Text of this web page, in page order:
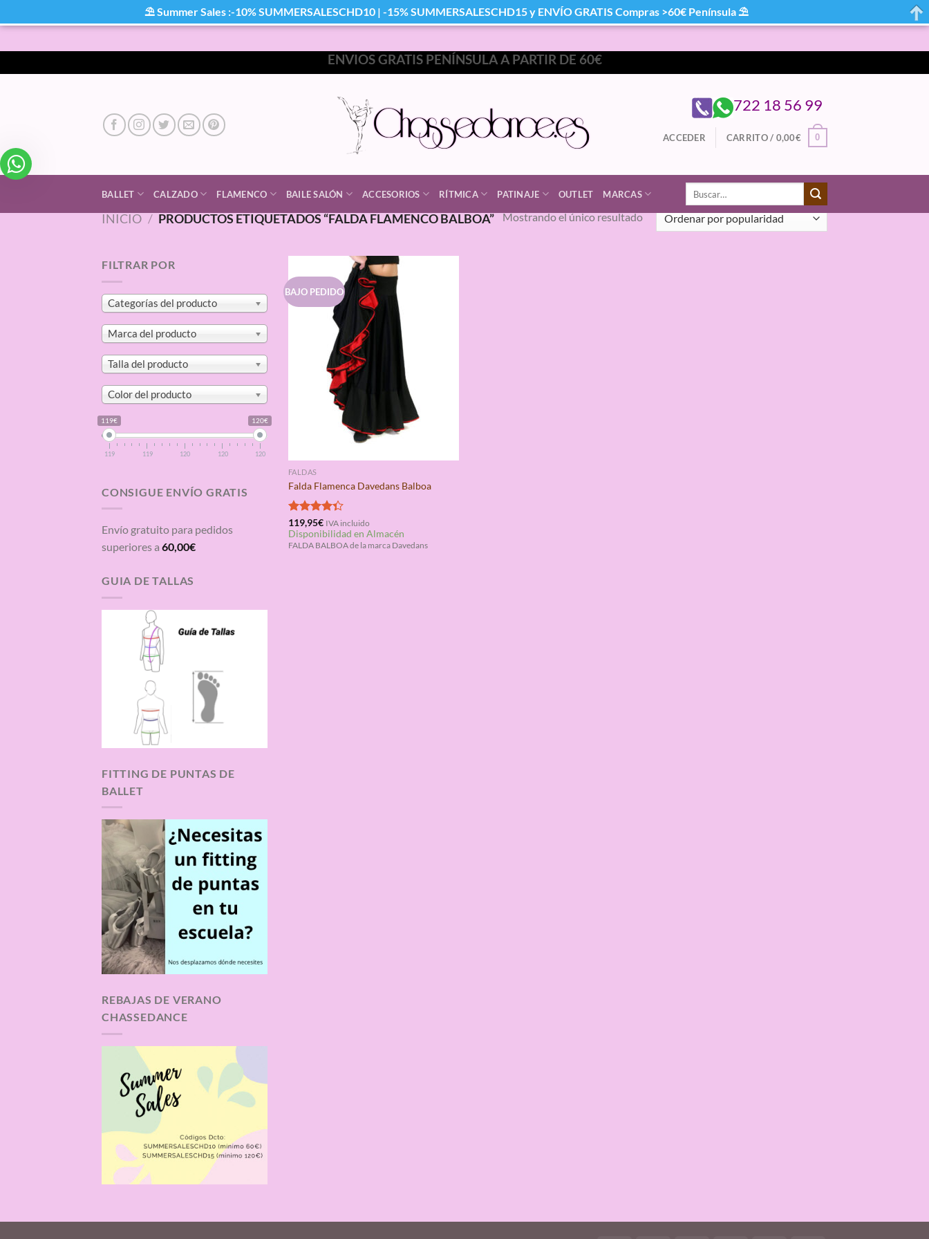
al
ENVIOS GRATIS PENÍNSULA A PARTIR DE 60€
722 18 56 99
ACCEDER CARRITO / 0,00€ 0
BALLET CALZADO FLAMENCO BAILE SALÓN ACCESORIOS RÍTMICA PATINAJE OUTLET MARCAS
Buscar
INICIO / PRODUCTOS ETIQUETADOS “FALDA FLAMENCO BALBOA” Mostrando el único resultado
FILTRAR POR
Categorías del producto
Marca del producto
Talla del producto
Color del producto
119€ 120€
119 119 120 120 120
CONSIGUE ENVÍO GRATIS
Envío gratuito para pedidos
superiores a 60,00€
GUIA DE TALLAS
FITTING DE PUNTAS DE
BALLET
REBAJAS DE VERANO
CHASSEDANCE
BAJO PEDIDO
FALDAS
Falda Flamenca Davedans Balboa
Valorado
con4.33
de 5
119,95€ IVA incluido
Disponibilidad en Almacén
FALDA BALBOA de la marca Davedans
⛱ Summer Sales :-10% SUMMERSALESCHD10 | -15% SUMMERSALESCHD15 y ENVÍO GRATIS Compras >60€ Península ⛱